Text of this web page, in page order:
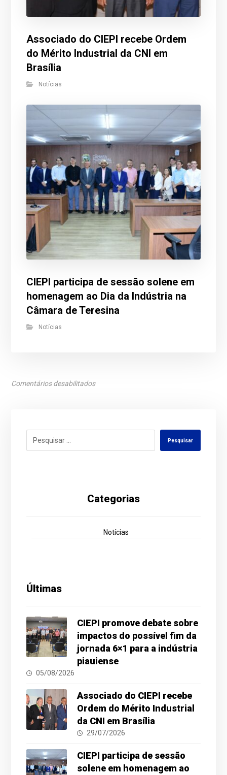
Associado do CIEPI recebe Ordem
do Mérito Industrial da CNI em
Brasília
Notícias
CIEPI participa de sessão solene em
homenagem ao Dia da Indústria na
Câmara de Teresina
Notícias
Comentários desabilitados
Pesquisar
Categorias
Notícias
Últimas
CIEPI promove debate sobre
impactos do possível fim da
jornada 6×1 para a indústria
piauiense
05/08/2026
Associado do CIEPI recebe
Ordem do Mérito Industrial
da CNI em Brasília
29/07/2026
CIEPI participa de sessão
solene em homenagem ao